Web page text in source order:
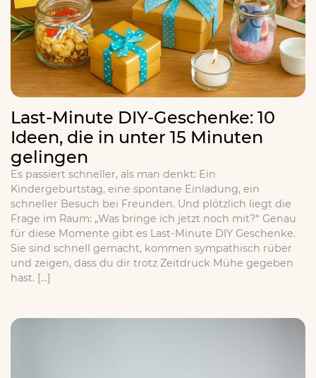
Last-Minute DIY-Geschenke: 10
Ideen, die in unter 15 Minuten
gelingen
Es passiert schneller, als man denkt: Ein
Kindergeburtstag, eine spontane Einladung, ein
schneller Besuch bei Freunden. Und plötzlich liegt die
Frage im Raum: „Was bringe ich jetzt noch mit?“ Genau
für diese Momente gibt es Last-Minute DIY Geschenke.
Sie sind schnell gemacht, kommen sympathisch rüber
und zeigen, dass du dir trotz Zeitdruck Mühe gegeben
hast. […]